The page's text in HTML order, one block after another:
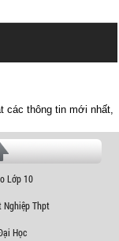
các thông tin mới nhất,
Lớp 10
Nghiệp Thpt
Học